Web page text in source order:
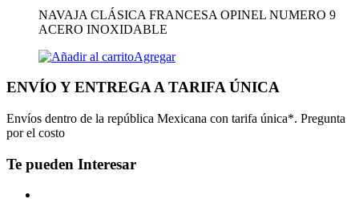
NAVAJA CLÁSICA FRANCESA OPINEL NUMERO 9
ACERO INOXIDABLE
Agregar
ENVÍO Y ENTREGA A TARIFA ÚNICA
Envíos dentro de la república Mexicana con tarifa única*. Pregunta
por el costo
Te pueden Interesar